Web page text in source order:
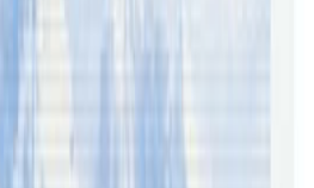
बेला बस्ने बास नै जलेपछि याे जाेडी थप
पदाधिकारी निरिक्षण र
छन् । घटनास्थलमै भेटिएका एनआरएनए